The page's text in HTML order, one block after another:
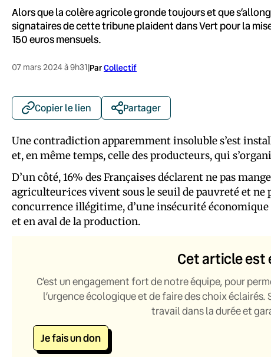
Alors que la colère agricole gronde toujours et que
signataires de cette tribune plaident dans Vert pour la
150 euros mensuels.
07 mars 2024 à 9h31|ParCollectif
Copier le lien Partager
Une contradiction apparemment insoluble s’est
et, en même temps, celle des producteurs, qui
D’un côté, 16% des Français·es déclarent ne pas
agriculteur·ices vivent sous le seuil de pauvreté et
concurrence illégitime, d’une insécurité économique
et en aval de la production.
Cet article est
C’est un engagement fort de notre équipe, pour
l’urgence écologique et de faire des choix
travail dans la durée et
Je fais un don